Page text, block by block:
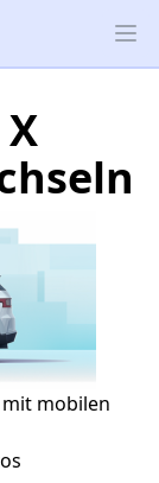
mobilen